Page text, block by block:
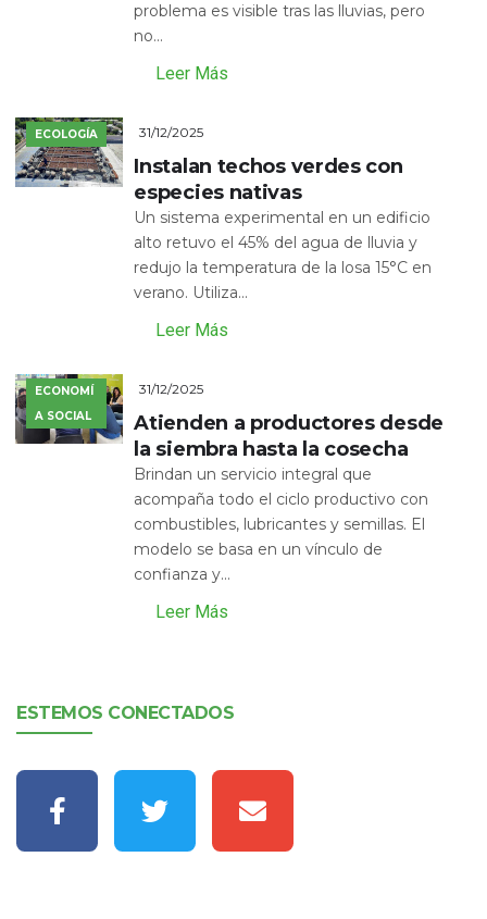
problema es visible tras las lluvias, pero
no...
Leer Más
ECOLOGÍA 31/12/2025
Instalan techos verdes con
especies nativas
Un sistema experimental en un edificio
alto retuvo el 45% del agua de lluvia y
redujo la temperatura de la losa 15°C en
verano. Utiliza...
Leer Más
ECONOMÍ
A SOCIAL
31/12/2025
Atienden a productores desde
la siembra hasta la cosecha
Brindan un servicio integral que
acompaña todo el ciclo productivo con
combustibles, lubricantes y semillas. El
modelo se basa en un vínculo de
confianza y...
Leer Más
ESTEMOS CONECTADOS